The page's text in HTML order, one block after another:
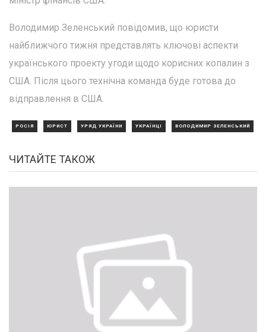
Володимир Зеленський повідомив, що юристи
найближчого тижня представлять ключові аспекти
українського проекту угоди щодо корисних копалин з
США. Після цього технічна команда буде готова до
відправлення в США.
РОСІЯ ЮРИСТ УРЯД УКРАЇНИ УКРАЇНЦІ ВОЛОДИМИР ЗЕЛЕНСЬКИЙ
ЧИТАЙТЕ ТАКОЖ